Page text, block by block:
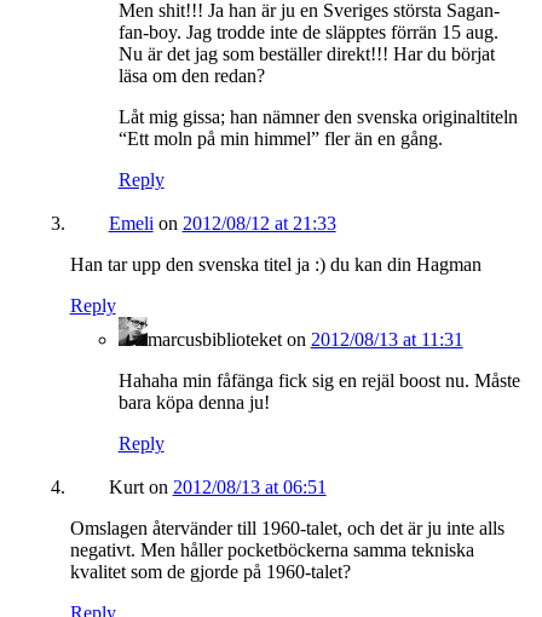
Men shit!!! Ja han är ju en Sveriges största Sagan-
fan-boy. Jag trodde inte de släpptes förrän 15 aug.
Nu är det jag som beställer direkt!!! Har du börjat
läsa om den redan?
Låt mig gissa; han nämner den svenska originaltiteln
“Ett moln på min himmel” fler än en gång.
Reply
Emeli on 2012/08/12 at 21:33
Han tar upp den svenska titel ja :) du kan din Hagman
Reply
marcusbiblioteketon 2012/08/13 at 11:31
Hahaha min fåfänga fick sig en rejäl boost nu. Måste
bara köpa denna ju!
Reply
Kurton 2012/08/13 at 06:51
Omslagen återvänder till 1960-talet, och det är ju inte alls
negativt. Men håller pocketböckerna samma tekniska
kvalitet som de gjorde på 1960-talet?
Reply